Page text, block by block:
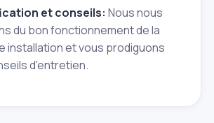
et conseils: Nous nous
du bon fonctionnement de la
installation et vous prodiguons
d'entretien.